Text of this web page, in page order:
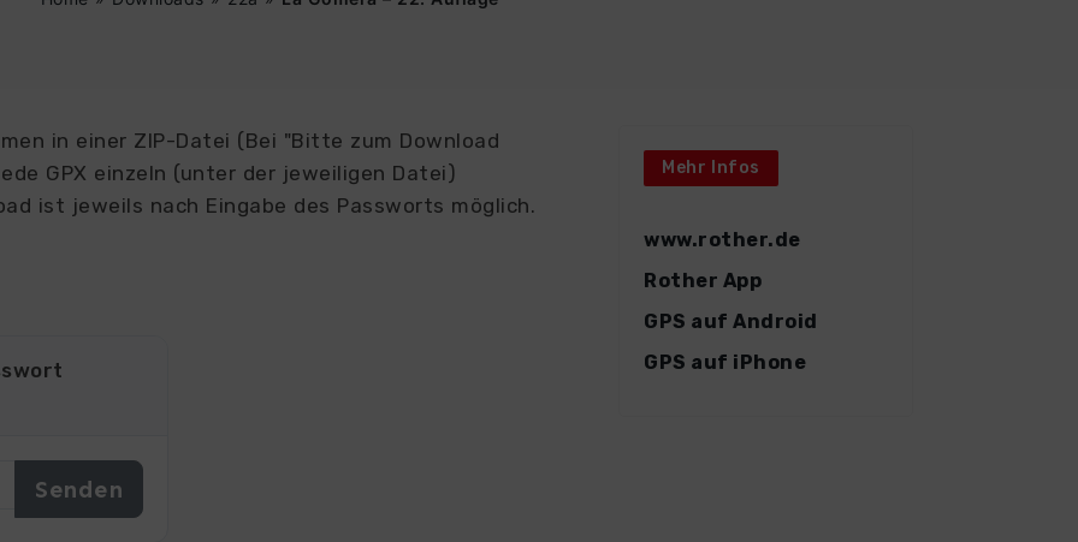
in einer ZIP-Datei (Bei "Bitte zum Download
GPX einzeln (unter der jeweiligen Datei)
ist jeweils nach Eingabe des Passworts möglich.
Mehr Infos
www.rother.de
Rother App
GPS auf Android
GPS auf iPhone